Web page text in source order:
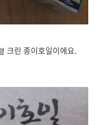
크린 종이호일이에요.